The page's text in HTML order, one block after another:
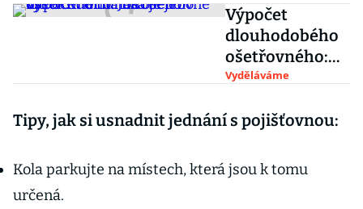
Výpočet
dlouhodobého
ošetřovného:
Jaká je jeho
na ošetřovně
Vyděláváme
Tipy, jak si usnadnit jednání s pojišťovnou:
Kola parkujte na místech, která jsou k tomu
určená.